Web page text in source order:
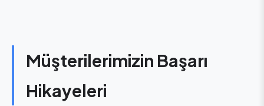
Müşterilerimizin Başarı
Hikayeleri